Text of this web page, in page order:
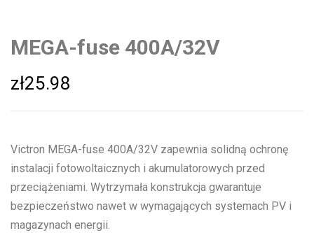
MEGA-fuse 400A/32V
zł25.98
Victron MEGA-fuse 400A/32V zapewnia solidną ochronę
instalacji fotowoltaicznych i akumulatorowych przed
przeciążeniami. Wytrzymała konstrukcja gwarantuje
bezpieczeństwo nawet w wymagających systemach PV i
magazynach energii.